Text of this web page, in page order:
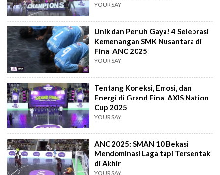
YOUR SAY
Unik dan Penuh Gaya! 4 Selebrasi
Kemenangan SMK Nusantara di
Final ANC 2025
YOUR SAY
Tentang Koneksi, Emosi, dan
Energi di Grand Final AXIS Nation
Cup 2025
YOUR SAY
ANC 2025: SMAN 10 Bekasi
Mendominasi Laga tapi Tersentak
di Akhir
YOUR SAY